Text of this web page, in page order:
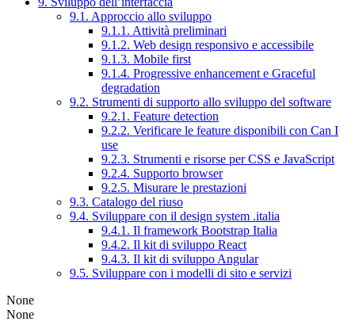
9.1. Approccio allo sviluppo
9.1.1. Attività preliminari
9.1.2. Web design responsivo e accessibile
9.1.3. Mobile first
9.1.4. Progressive enhancement e Graceful
degradation
9.2. Strumenti di supporto allo sviluppo del software
9.2.1. Feature detection
9.2.2. Verificare le feature disponibili con Can I
use
9.2.3. Strumenti e risorse per CSS e JavaScript
9.2.4. Supporto browser
9.2.5. Misurare le prestazioni
9.3. Catalogo del riuso
9.4. Sviluppare con il design system .italia
9.4.1. Il framework Bootstrap Italia
9.4.2. Il kit di sviluppo React
9.4.3. Il kit di sviluppo Angular
9.5. Sviluppare con i modelli di sito e servizi
None
None